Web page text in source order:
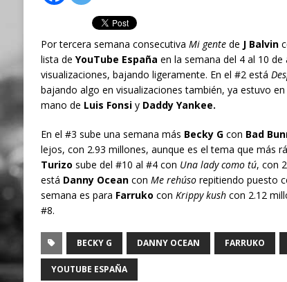
Por tercera semana consecutiva Mi gentede J Balvin
lista de YouTube España en la semana del 4 al 10
visualizaciones, bajando ligeramente. En el #2 está
bajando algo en visualizaciones también, ya estuvo
mano de Luis FonsiyDaddy Yankee.
En el #3 sube una semana más Becky Gcon Bad
lejos, con 2.93 millones, aunque es el tema que más
Turizo sube del #10 al #4 con Una lady como tú, con
está Danny Oceancon Me rehúsorepitiendo puesto
semana es para Farruko con Krippy kushcon 2.12
#8.
BECKY G DANNY OCEAN FARRUKO
YOUTUBE ESPAÑA